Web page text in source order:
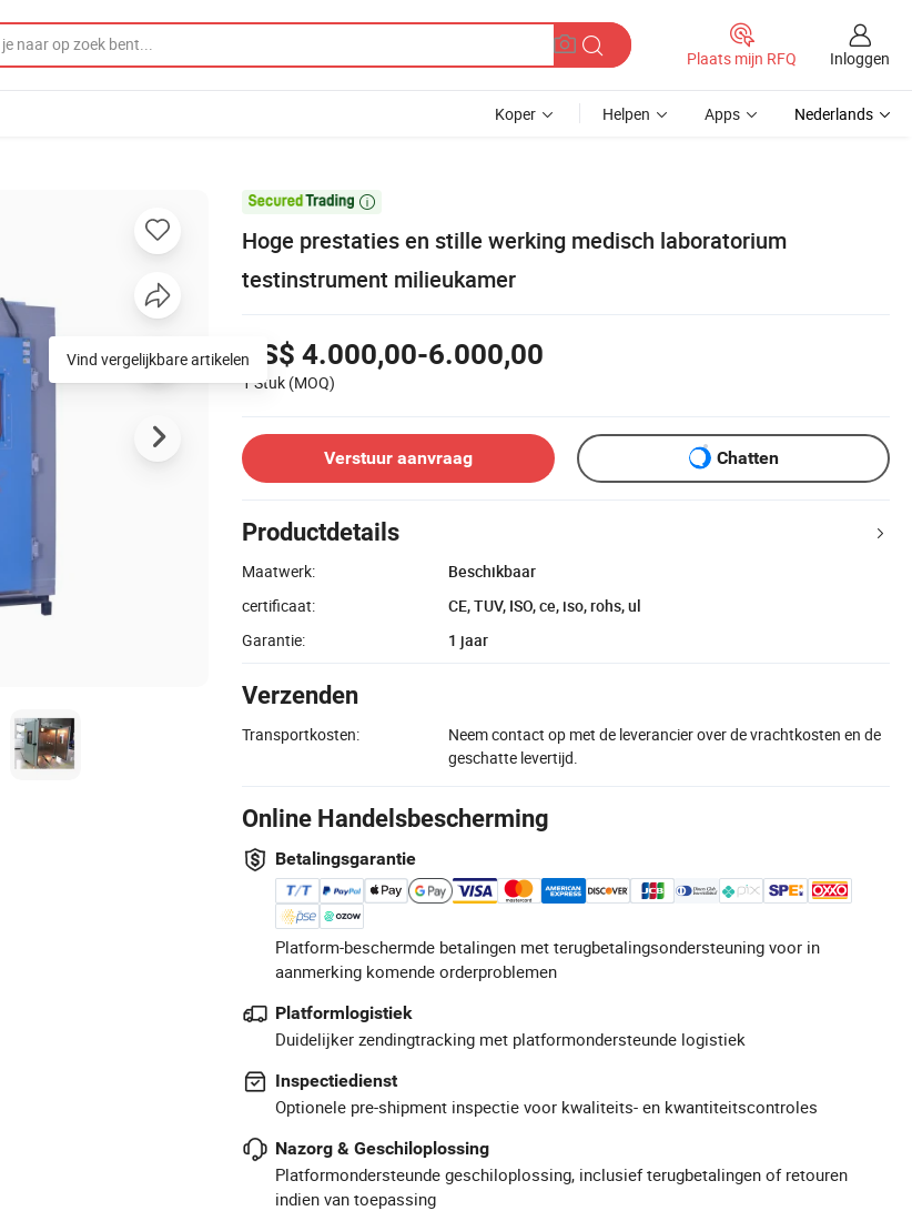
Plaats mijn RFQ Inloggen
Koper Helpen Apps Nederlands

Hoge prestaties en stille werking medisch laboratorium
testinstrument milieukamer
US$ 4.000,00-6.000,00
1 Stuk (MOQ)
Verstuur aanvraag Chatten
Productdetails
Maatwerk:
Beschikbaar
certificaat:
CE, TUV, ISO, ce, iso, rohs, ul
Garantie:
1 jaar
Verzenden
Transportkosten:
Neem contact op met de leverancier over de vrachtkosten en de
geschatte levertijd.
Online Handelsbescherming
Betalingsgarantie
Platform-beschermde betalingen met terugbetalingsondersteuning voor in
aanmerking komende orderproblemen
Platformlogistiek
Duidelijker zendingtracking met platformondersteunde logistiek
Inspectiedienst
Optionele pre-shipment inspectie voor kwaliteits- en kwantiteitscontroles
Nazorg & Geschiloplossing
Platformondersteunde geschiloplossing, inclusief terugbetalingen of retouren
indien van toepassing
Vind vergelijkbare artikelen